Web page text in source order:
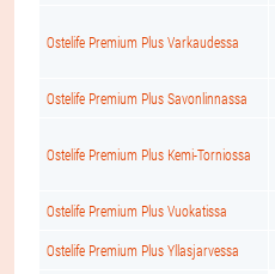
Ostelife Premium Plus Varkaudessa
Ostelife Premium Plus Savonlinnassa
Ostelife Premium Plus Kemi-Torniossa
Ostelife Premium Plus Vuokatissa
Ostelife Premium Plus Yllasjarvessa